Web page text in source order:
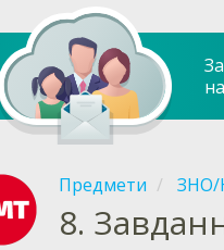
Предмети
8.